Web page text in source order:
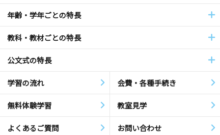
年齢・学年ごとの特長
教科・教材ごとの特長
公文式の特長
学習の流れ 会費・各種手続き
無料体験学習 教室見学
よくあるご質問 お問い合わせ